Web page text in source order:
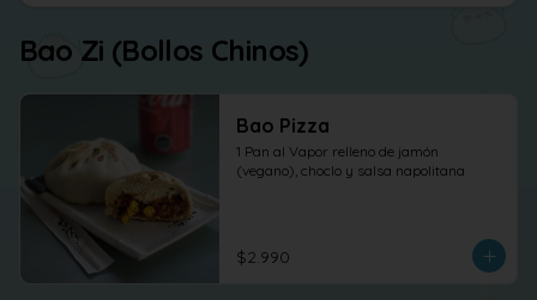
Bao Zi (Bollos Chinos)
Bao Pizza
1 Pan al Vapor relleno de jamón
(vegano), choclo y salsa napolitana
$2.990